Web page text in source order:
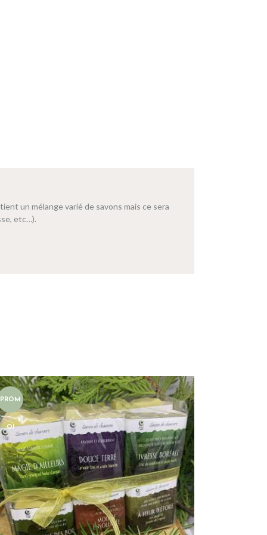
un mélange varié de savons mais ce sera
etc…).
PROM
O!
ENSEMBLE DE 12 MINI-
SAVONS
$42.00 $35.00
AJOUTER AU PANIER